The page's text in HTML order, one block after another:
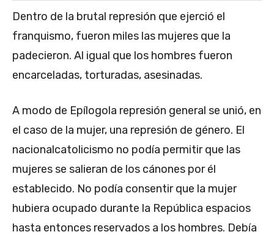
Dentro de la brutal represión que ejerció el
franquismo, fueron miles las mujeres que la
padecieron. Al igual que los hombres fueron
encarceladas, torturadas, asesinadas.
A modo de Epílogola represión general se unió, en
el caso de la mujer, una represión de género. El
nacionalcatolicismo no podía permitir que las
mujeres se salieran de los cánones por él
establecido. No podía consentir que la mujer
hubiera ocupado durante la República espacios
hasta entonces reservados a los hombres. Debía